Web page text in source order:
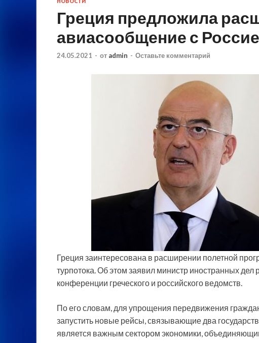
Греция предложила
авиасообщение с
24.05.2021 - от admin - Оставьте комментарий
Греция заинтересована в расширении полетной
турпотока. Об этом заявил министр иностранных
конференции греческого и российского ведомств.
По его словам, для упрощения передвижения
запустить новые рейсы, связывающие два
является важным сектором экономики,